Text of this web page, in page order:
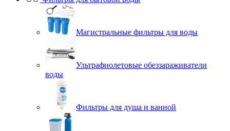
Магистральные фильтры для воды
Ультрафиолетовые обеззараживатели
воды
Фильтры для душа и ванной